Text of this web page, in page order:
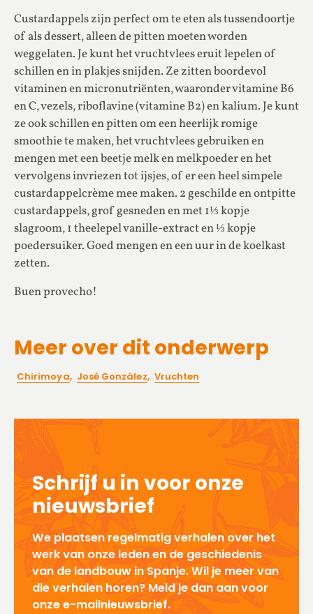
Custardappels zijn perfect om te eten als tussendoortje
of als dessert, alleen de pitten moeten worden
weggelaten. Je kunt het vruchtvlees eruit lepelen of
schillen en in plakjes snijden. Ze zitten boordevol
vitaminen en micronutriënten, waaronder vitamine B6
en C, vezels, riboflavine (vitamine B2) en kalium. Je kunt
ze ook schillen en pitten om een heerlijk romige
smoothie te maken, het vruchtvlees gebruiken en
mengen met een beetje melk en melkpoeder en het
vervolgens invriezen tot ijsjes, of er een heel simpele
custardappelcrème mee maken. 2 geschilde en ontpitte
custardappels, grof gesneden en met 1⅓ kopje
slagroom, 1 theelepel vanille-extract en ⅓ kopje
poedersuiker. Goed mengen en een uur in de koelkast
zetten.
Buen provecho!
Meer over dit onderwerp
Chirimoya, José González, Vruchten
Schrijf u in voor onze
nieuwsbrief
We plaatsen regelmatig verhalen over het
werk van onze leden en de geschiedenis
van de landbouw in Spanje. Wil je meer van
die verhalen horen? Meld je dan aan voor
onze e-mailnieuwsbrief.